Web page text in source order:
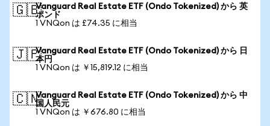
🇬🇧Vanguard Real Estate ETF (Ondo Tokenized) から 英
ポンド
1 VNQon は £74.35 に相当
🇯🇵Vanguard Real Estate ETF (Ondo Tokenized) から 日
本円
1 VNQon は ￥15,819.12 に相当
🇨🇳Vanguard Real Estate ETF (Ondo Tokenized) から 中
国人民元
1 VNQon は ￥676.80 に相当